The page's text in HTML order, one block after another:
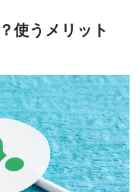
使うメリット